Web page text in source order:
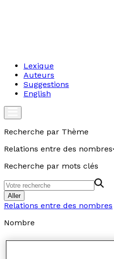
Lexique
Auteurs
Suggestions
English
Recherche par Thème
Relations entre des nombres
Recherche par mots clés
Aller
Relations entre des nombres
Nombre